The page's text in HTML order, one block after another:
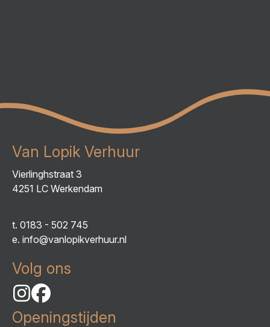
Van Lopik Verhuur
Vierlinghstraat 3
4251 LC Werkendam
t. 0183 - 502 745
e. info@vanlopikverhuur.nl
Volg ons
Openingstijden